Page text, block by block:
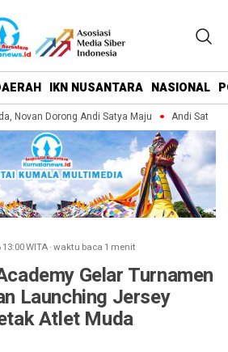
IKN NUSANTARA NASIONAL
Dorong Andi Satya Maju Andi Satya
13:00WITA·waktu baca 1 menit
Gelar Turnamen
Launching Jersey
Atlet Muda